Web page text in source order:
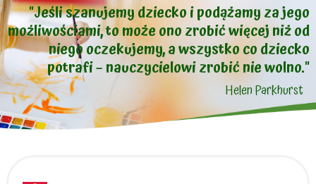
"Jeśli szanujemy dziecko i podążamy za jego
możliwościami, to może ono zrobić więcej niż od
niego oczekujemy, a wszystko co dziecko
potrafi – nauczycielowi zrobić nie wolno."
Helen Parkhurst